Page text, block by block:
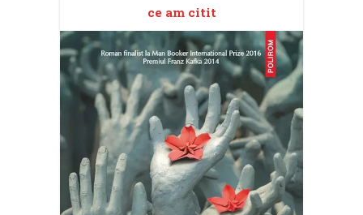
ce am citit